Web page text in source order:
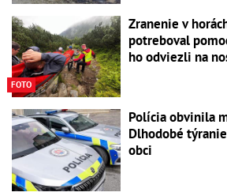
FOTO
Zranenie v
potreboval
ho odviezli na
Polícia obvinila
Dlhodobé
obci